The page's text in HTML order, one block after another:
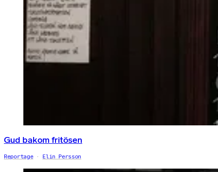
Gud bakom fritösen
Reportage Elin Persson